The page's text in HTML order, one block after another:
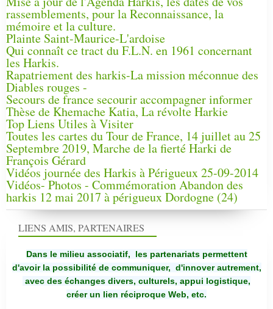
rassemblements, pour la Reconnaissance, la
mémoire et la culture.
Plainte Saint-Maurice-L'ardoise
Qui connaît ce tract du F.L.N. en 1961 concernant
les Harkis.
Rapatriement des harkis-La mission méconnue des
Diables rouges -
Secours de france secourir accompagner informer
Thèse de Khemache Katia, La révolte Harkie
Top Liens Utiles à Visiter
Toutes les cartes du Tour de France, 14 juillet au 25
Septembre 2019, Marche de la fierté Harki de
François Gérard
Vidéos journée des Harkis à Périgueux 25-09-2014
Vidéos- Photos - Commémoration Abandon des
harkis 12 mai 2017 à périgueux Dordogne (24)
LIENS AMIS, PARTENAIRES
Dans le milieu associatif, les partenariats permettent
d'avoir la possibilité de communiquer, d'innover autrement,
avec des échanges divers, culturels, appui logistique,
créer un lien réciproque Web, etc.